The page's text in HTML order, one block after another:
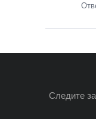
Следите